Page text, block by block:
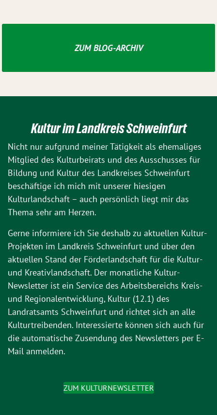
ZUM BLOG-ARCHIV
Kultur im Landkreis Schweinfurt
Nicht nur aufgrund meiner Tätigkeit als ehemaliges
Mitglied des Kulturbeirats und des Ausschusses für
Bildung und Kultur des Landkreises Schweinfurt
beschäftige ich mich mit unserer hiesigen
Kulturlandschaft – auch persönlich liegt mir das
Thema sehr am Herzen.
Gerne informiere ich Sie deshalb zu aktuellen Kultur-
Projekten im Landkreis Schweinfurt und über den
aktuellen Stand der Förderlandschaft für die Kultur-
und Kreativlandschaft. Der monatliche Kultur-
Newsletter ist ein Service des Arbeitsbereichs Kreis-
und Regionalentwicklung, Kultur (12.1) des
Landratsamts Schweinfurt und richtet sich an alle
Kulturtreibenden. Interessierte können sich auch für
die automatische Zusendung des Newsletters per E-
Mail anmelden.
ZUM KULTURNEWSLETTER